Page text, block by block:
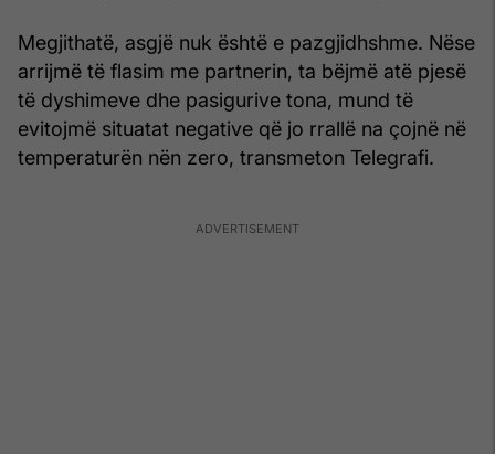
Megjithatë, asgjë nuk është e pazgjidhshme. Nëse
arrijmë të flasim me partnerin, ta bëjmë atë pjesë
të dyshimeve dhe pasigurive tona, mund të
evitojmë situatat negative që jo rrallë na çojnë në
temperaturën nën zero, transmeton Telegrafi.